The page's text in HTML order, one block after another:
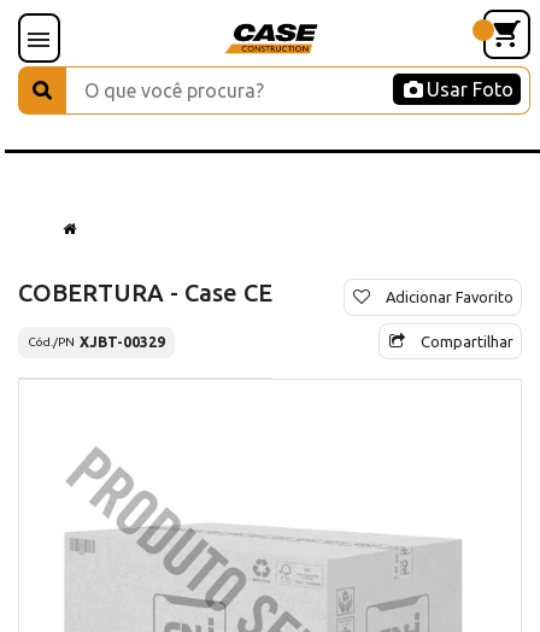
Usar Foto
COBERTURA - Case CE
Cód./PN XJBT-00329
Adicionar Favorito
Compartilhar